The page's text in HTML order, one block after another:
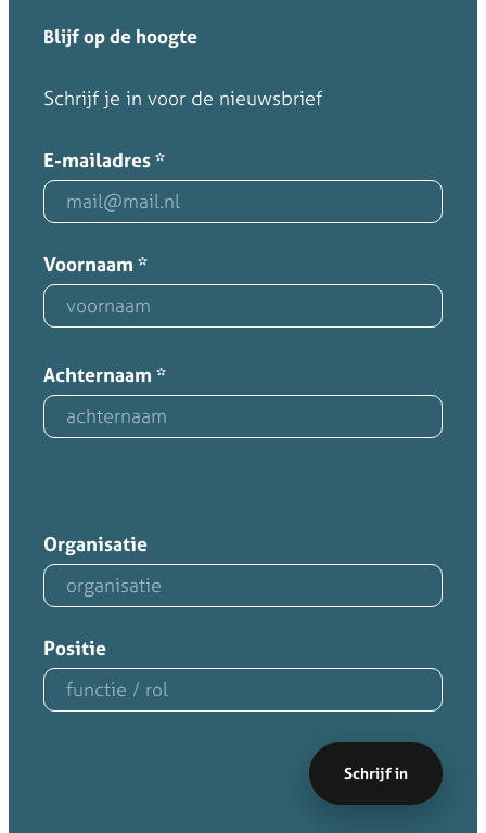
Blijf op de hoogte
Schrijf je in voor de nieuwsbrief
E-mailadres*
Voornaam *
Achternaam *
Organisatie
Positie